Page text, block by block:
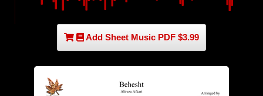
Add Sheet Music PDF $3.99